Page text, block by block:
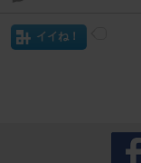
イイね！